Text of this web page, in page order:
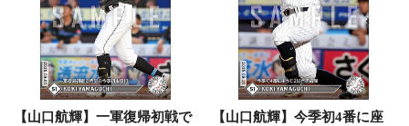
【山口航輝】一軍復帰初戦で
【山口航輝】今季初4番に座